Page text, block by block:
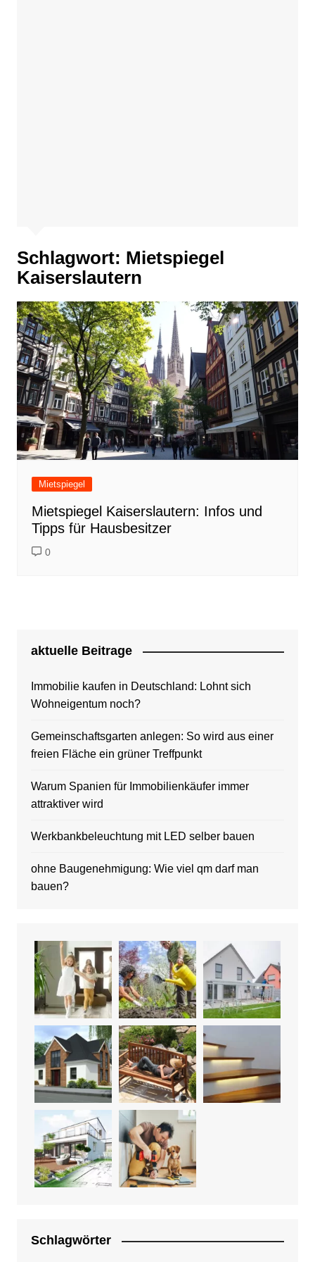
Schlagwort: Mietspiegel
Kaiserslautern
Mietspiegel
Mietspiegel Kaiserslautern: Infos und
Tipps für Hausbesitzer
0
aktuelle Beitrage
Immobilie kaufen in Deutschland: Lohnt sich
Wohneigentum noch?
Gemeinschaftsgarten anlegen: So wird aus einer
freien Fläche ein grüner Treffpunkt
Warum Spanien für Immobilienkäufer immer
attraktiver wird
Werkbankbeleuchtung mit LED selber bauen
ohne Baugenehmigung: Wie viel qm darf man
bauen?
Schlagwörter